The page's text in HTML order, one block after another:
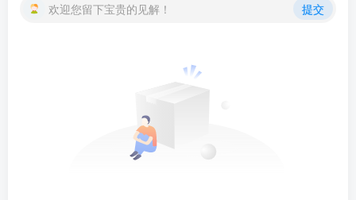
欢迎您留下宝贵的见解！ 提交